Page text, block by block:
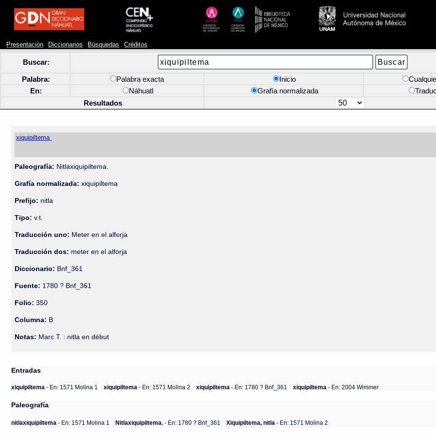
Presentación Diccionarios Búsquedas Créditos
Buscar:
Palabra: Palabra exacta Inicio
En:
Náhuatl Grafía normalizada
Resultados
xiquipiltema
Paleografía: Nitlaxiquipiltema.
Grafía normalizada: xiquipiltema
Prefijo: nitla
Tipo: v.t.
Traducción uno: Meter en el alforja
Traducción dos: meter en el alforja
Diccionario: Bnf_361
Fuente: 1780 ? Bnf_361
Folio: 350
Columna: B
Notas: Marc T. : nitla en début
Entradas
xiquipiltema- En: 1571 Molina 1 xiquipiltema- En: 1571 Molina 2 xiquipiltema- En: 1780 ? Bnf_361 xiquipiltema- En: 2004 Wimmer
Paleografía
nitlaxiquipiltema - En: 1571 Molina 1 Nitlaxiquipiltema. - En: 1780 ? Bnf_361 Xiquipiltema, nitla - En: 1571 Molina 2